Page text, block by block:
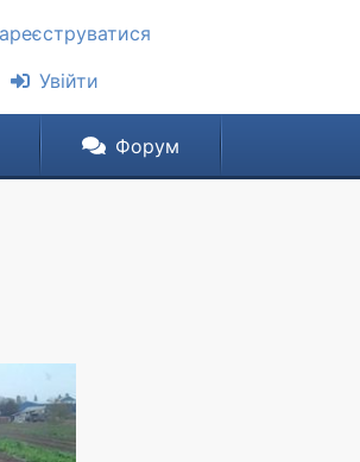
Увійти
Форум